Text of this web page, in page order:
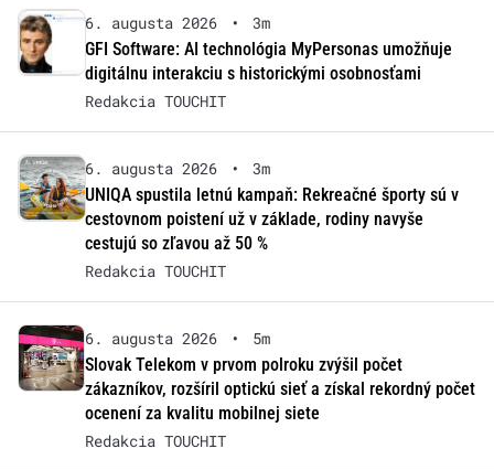
6. augusta 2026 •
3m
GFI Software: AI technológia MyPersonas umožňuje
digitálnu interakciu s historickými osobnosťami
Redakcia TOUCHIT
6. augusta 2026 •
3m
UNIQA spustila letnú kampaň: Rekreačné športy sú v
cestovnom poistení už v základe, rodiny navyše
cestujú so zľavou až 50 %
Redakcia TOUCHIT
6. augusta 2026 •
5m
Slovak Telekom v prvom polroku zvýšil počet
zákazníkov, rozšíril optickú sieť a získal rekordný počet
ocenení za kvalitu mobilnej siete
Redakcia TOUCHIT